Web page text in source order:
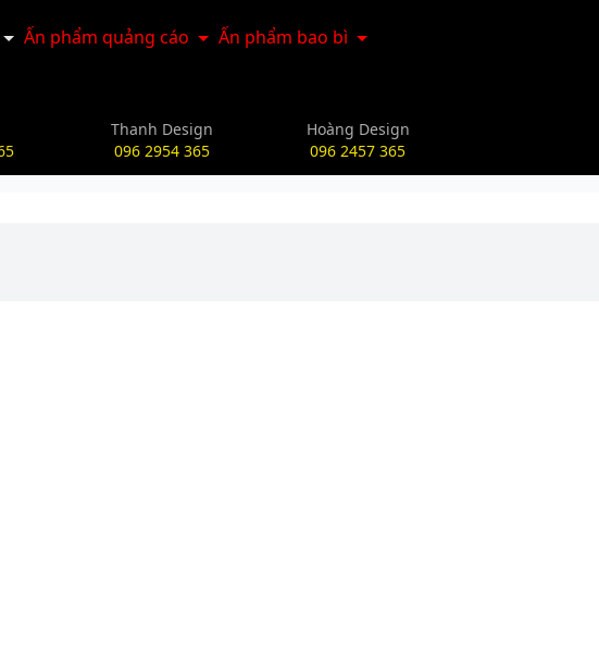
Ấn phẩm quảng cáo
Ấn phẩm bao bì
Thanh Design
096 2954 365
Hoàng Design
096 2457 365